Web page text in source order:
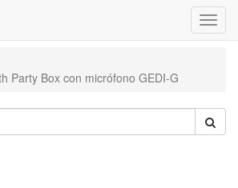
Party Box con micrófono GEDI-G